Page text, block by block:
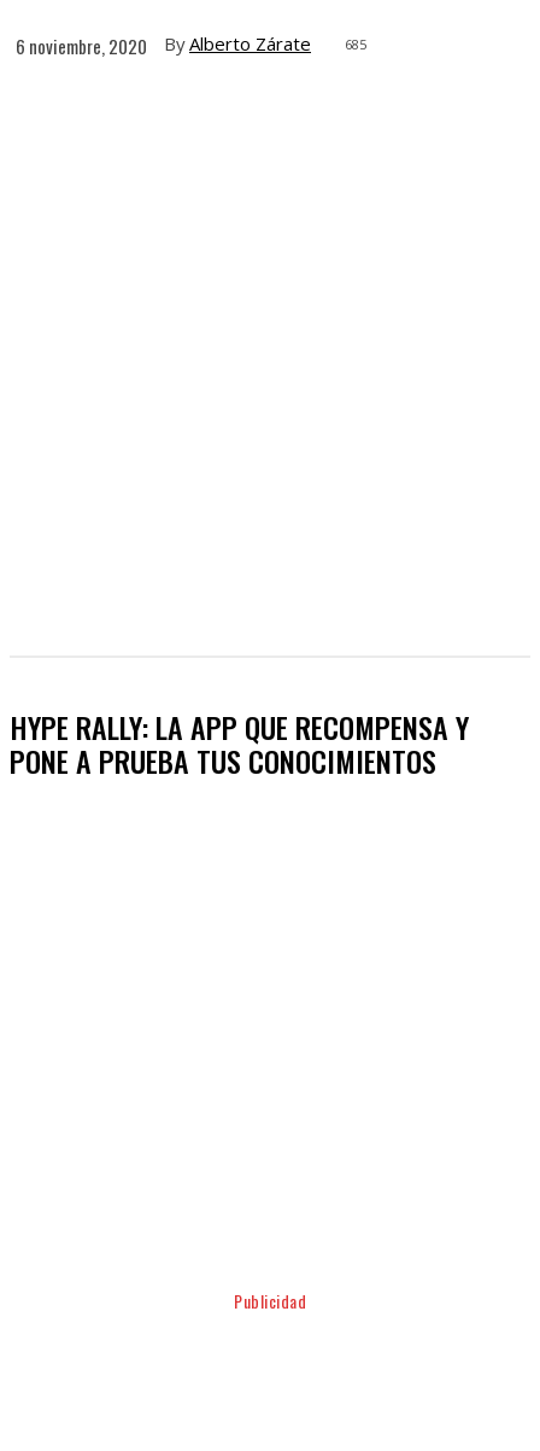
6 noviembre, 2020 ByAlberto Zárate 685
HYPE RALLY: LA APP QUE RECOMPENSA Y
PONE A PRUEBA TUS CONOCIMIENTOS
Publicidad